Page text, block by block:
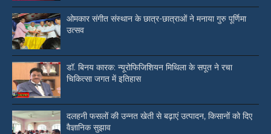
ओमकार संगीत संस्थान के छात्र-छात्राओं ने मनाया गुरु पूर्णिमा
उत्सव
डॉ. बिनय कारक: न्यूरोफिजिशियन मिथिला के सपूत ने रचा
चिकित्सा जगत में इतिहास
दलहनी फसलों की उन्नत खेती से बढ़ाएं उत्पादन, किसानों को दिए
वैज्ञानिक सुझाव